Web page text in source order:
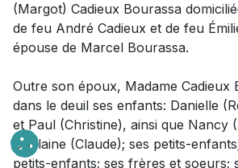
(Margot) Cadieux Bourassa
de feu André Cadieux et de feu
épouse de Marcel Bourassa.
Outre son époux, Madame Cadieux
dans le deuil ses enfants: Danielle
et Paul (Christine), ainsi que Nancy
Guylaine (Claude); ses petits-
petits-enfants; ses frères et soeurs;